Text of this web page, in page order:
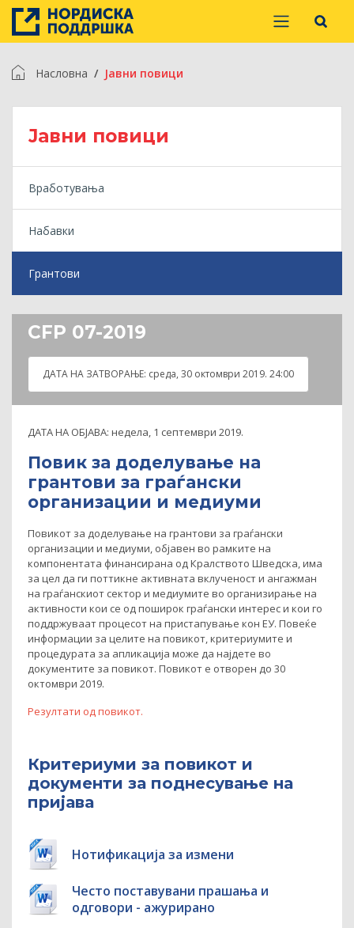
Насловна Jавни повици
Jавни повици
Вработувања
Набавки
Грантови
CFP 07-2019
ДАТА НА ЗАТВOРАЊЕ: среда, 30 октомври 2019. 24:00
ДАТА НА ОБЈАВА: недела, 1 септември 2019.
Повик за доделување на
грантови за граѓански
организации и медиуми
Повикот за доделување на грантови за граѓански
организации и медиуми, објавен во рамките на
компонентата финансирана од Кралството Шведска, има
за цел да ги поттикне активната вклученост и ангажман
на граѓанскиот сектор и медиумите во организирање на
активности кои се од поширок граѓански интерес и кои го
поддржуваат процесот на пристапување кон ЕУ. Повеќе
информации за целите на повикот, критериумите и
процедурата за апликација може да најдете во
документите за повикот. Повикот е отворен до 30
октомври 2019.
Резултати од повикот.
Критериуми за повикот и
документи за поднесување на
пријава
Нотификација за измени
Често поставувани прашања и
одговори - ажурирано